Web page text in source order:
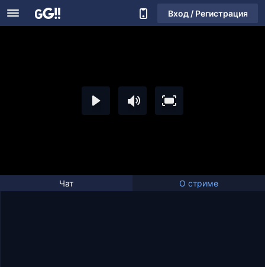
Вход / Регистрация
Чат О стриме